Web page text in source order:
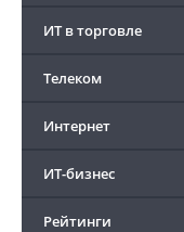
ИТ в торговле
Телеком
Интернет
ИТ-бизнес
Рейтинги